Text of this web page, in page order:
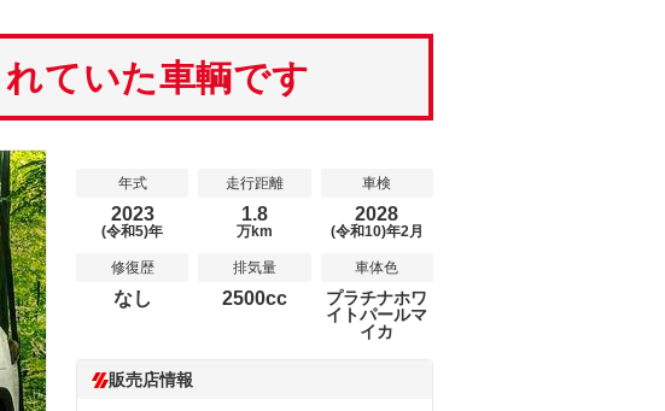
ていた車輌です
年式
2023
(令和5)年
走行距離
1.8
万km
車検
2028
(令和10)年2月
修復歴
なし
排気量
2500cc
車体色
プラチナホワ
イトパールマ
イカ
販売店情報